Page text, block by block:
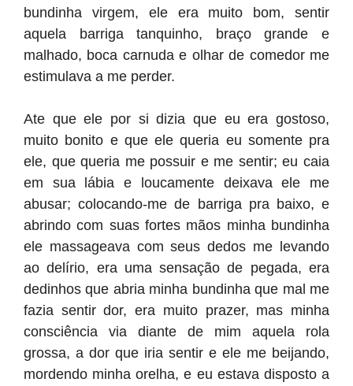
bundinha virgem, ele era muito bom, sentir
aquela barriga tanquinho, braço grande e
malhado, boca carnuda e olhar de comedor me
estimulava a me perder.
Ate que ele por si dizia que eu era gostoso,
muito bonito e que ele queria eu somente pra
ele, que queria me possuir e me sentir; eu caia
em sua lábia e loucamente deixava ele me
abusar; colocando-me de barriga pra baixo, e
abrindo com suas fortes mãos minha bundinha
ele massageava com seus dedos me levando
ao delírio, era uma sensação de pegada, era
dedinhos que abria minha bundinha que mal me
fazia sentir dor, era muito prazer, mas minha
consciência via diante de mim aquela rola
grossa, a dor que iria sentir e ele me beijando,
mordendo minha orelha, e eu estava disposto a